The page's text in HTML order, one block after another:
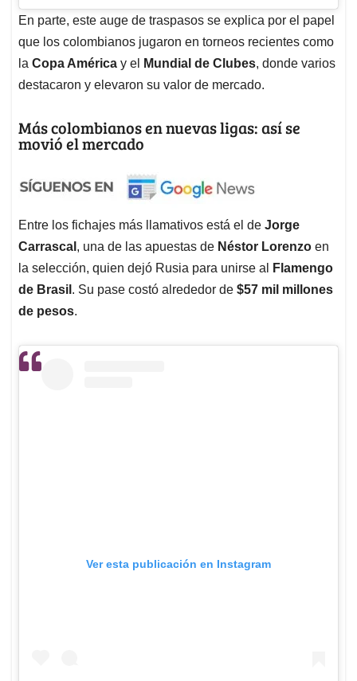
En parte, este auge de traspasos se explica por el papel
que los colombianos jugaron en torneos recientes como
la Copa América y el Mundial de Clubes, donde varios
destacaron y elevaron su valor de mercado.
Más colombianos en nuevas ligas: así se
movió el mercado
Entre los fichajes más llamativos está el de Jorge
Carrascal , una de las apuestas de Néstor Lorenzo en
la selección, quien dejó Rusia para unirse al
Flamengo
de Brasil . Su pase costó alrededor de $57 mil millones
de pesos.
Ver esta publicación en Instagram